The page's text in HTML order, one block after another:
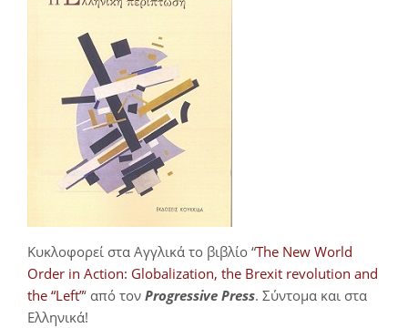
Κυκλοφορεί στα Αγγλικά το βιβλίο “The New World
Order in Action: Globalization, the Brexit revolution and
the “Left”‘ από τον Progressive Press. Σύντομα και στα
Ελληνικά!